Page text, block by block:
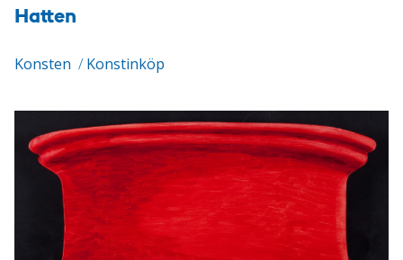
Hatten
Konsten / Konstinköp